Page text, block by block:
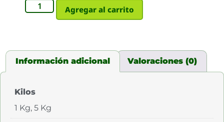
Agregar al carrito
Información adicional Valoraciones (0)
Kilos
1 Kg, 5 Kg